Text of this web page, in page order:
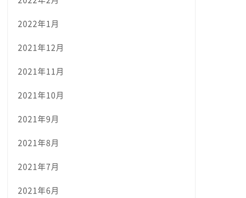
2022年1月
2021年12月
2021年11月
2021年10月
2021年9月
2021年8月
2021年7月
2021年6月